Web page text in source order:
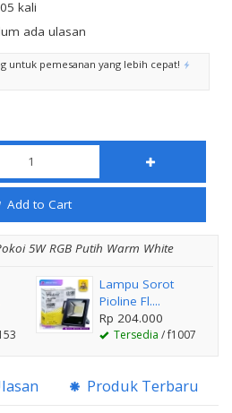
kali
ada ulasan
untuk pemesanan yang lebih cepat!
Add to Cart
5W RGB Putih Warm White
Lampu Sorot
Pioline Fl....
Rp 204.000
Tersedia / f1007
Produk Terbaru